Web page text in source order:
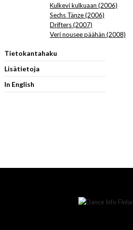
Kulkevi kulkuaan (2006)
Sechs Tänze (2006)
Drifters (2007)
Veri nousee päähän (2008)
Tietokantahaku
Lisätietoja
In English